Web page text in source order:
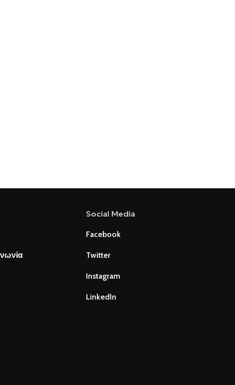
Social Media
Facebook
Twitter
Instagram
LinkedIn